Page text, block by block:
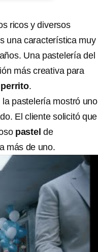
ricos y diversos
una característica muy
Una pastelería del
más creativa para
perrito.
pastelería mostró uno
El cliente solicitó que
pastel de
más de uno.